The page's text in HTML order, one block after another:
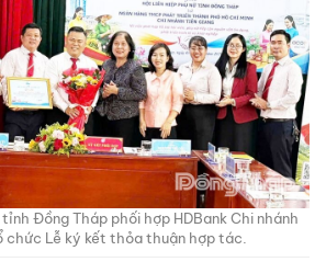
Đồng Tháp phối hợp HDBank Chi nhánh
chức Lễ ký kết thỏa thuận hợp tác.